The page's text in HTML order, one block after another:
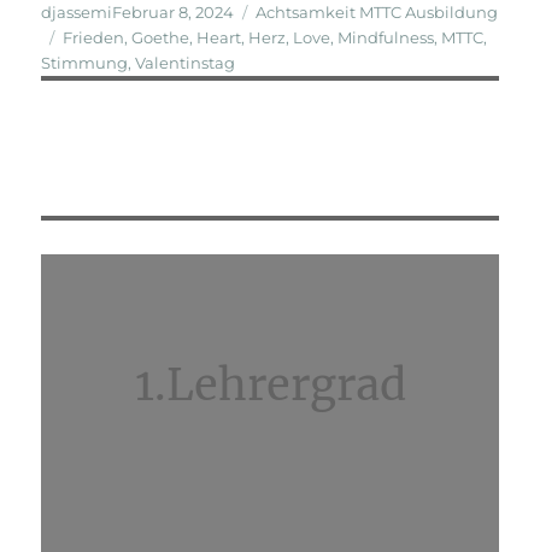
djassemiVeröffentlicht
am
Februar 8, 2024 Kategorien
Achtsamkeit MTTC Ausbildung
Schlagwörter
Frieden,Goethe, Heart, Herz, Love, Mindfulness, MTTC,
Stimmung,Valentinstag
1.Lehrergrad